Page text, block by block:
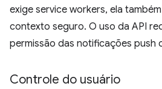
exige service workers, ela
contexto seguro. O uso da API
permissão das notificações push
Controle do usuário